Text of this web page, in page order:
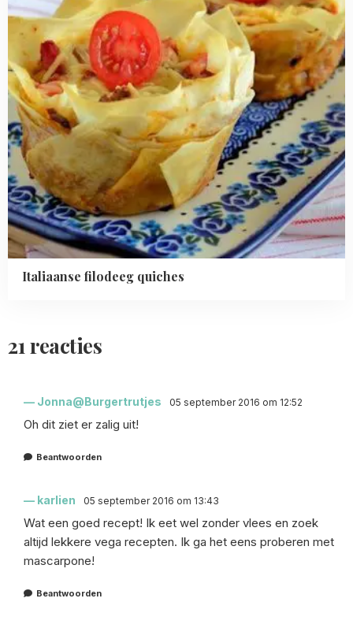
Italiaanse filodeeg quiches
21 reacties
Jonna@Burgertrutjes 05 september 2016 om 12:52
Oh dit ziet er zalig uit!
Beantwoorden
karlien 05 september 2016 om 13:43
Wat een goed recept! Ik eet wel zonder vlees en zoek
altijd lekkere vega recepten. Ik ga het eens proberen met
mascarpone!
Beantwoorden